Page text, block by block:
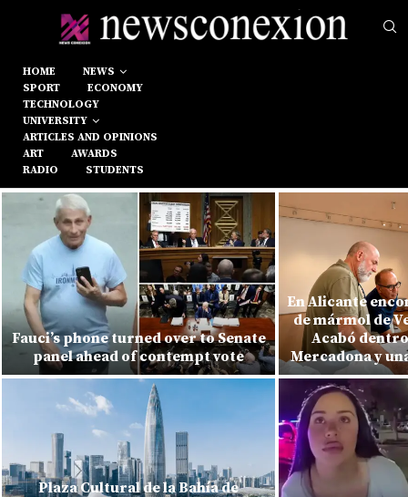
HOME
NEWS
SPORT
ECONOMY
TECHNOLOGY
UNIVERSITY
ARTICLES AND OPINIONS
ART
AWARDS
RADIO
STUDENTS
Fauci’s phone turned over to Senate
panel ahead of contempt vote
Plaza Cultural de la Bahía de
En Alicante
de mármol de
Acabó
Mercadona y